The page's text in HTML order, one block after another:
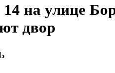
на улице
двор